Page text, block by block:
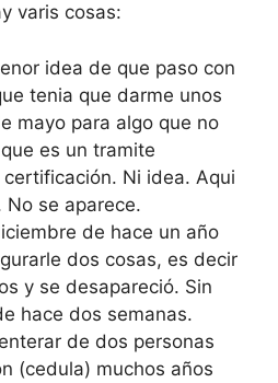
varis cosas:
idea de que paso con
tenia que darme unos
mayo para algo que no
es un tramite
certificación. Ni idea. Aqui
No se aparece.
de hace un año
dos cosas, es decir
y se desapareció. Sin
hace dos semanas.
de dos personas
(cedula) muchos años